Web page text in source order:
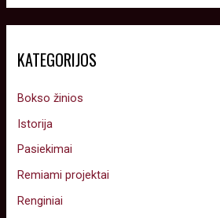
KATEGORIJOS
Bokso žinios
Istorija
Pasiekimai
Remiami projektai
Renginiai